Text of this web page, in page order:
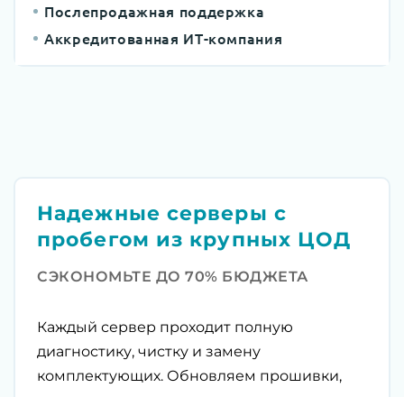
Послепродажная поддержка
Аккредитованная ИТ-компания
Надежные серверы с
пробегом из крупных ЦОД
СЭКОНОМЬТЕ ДО 70% БЮДЖЕТА
Каждый сервер проходит полную
диагностику, чистку и замену
комплектующих. Обновляем прошивки,